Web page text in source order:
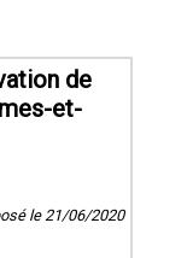
de
et-
le 21/06/2020